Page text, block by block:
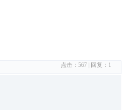
点击： 567 | 回复： 1